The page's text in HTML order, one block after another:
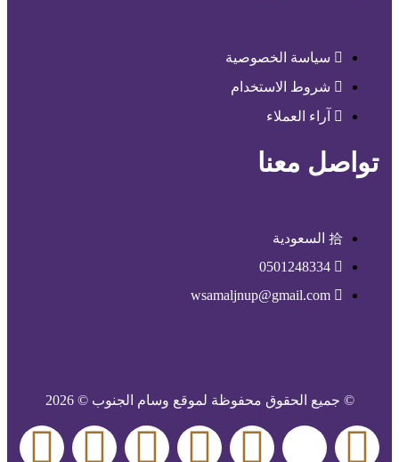
سياسة الخصوصية
شروط الاستخدام
آراء العملاء
تواصل معنا
السعودية
0501248334
wsamaljnup@gmail.com
© جميع الحقوق محفوظة لموقع وسام الجنوب © 2026